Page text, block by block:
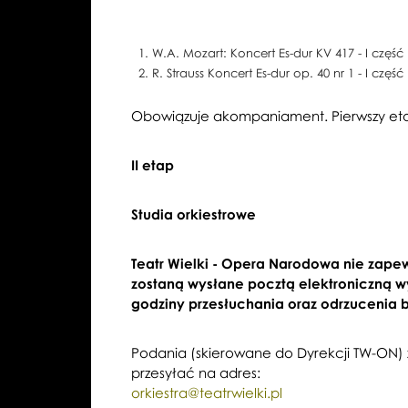
W.A. Mozart: Koncert Es-dur KV 417 - I część
R. Strauss Koncert Es-dur op. 40 nr 1 - I część
Obowiązuje akompaniament. Pierwszy
II etap
Studia orkiestrowe
Teatr Wielki - Opera Narodowa nie
zostaną wysłane pocztą elektroniczną
godziny przesłuchania oraz
Podania (skierowane do Dyrekcji TW-
przesyłać na adres:
orkiestra@teatrwielki.pl